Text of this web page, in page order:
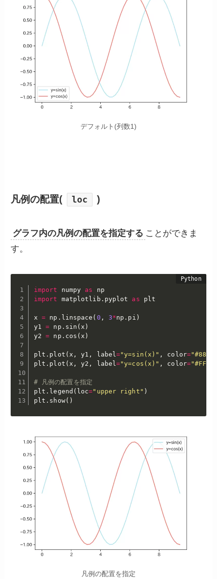
デフォルト(列数1)
凡例の配置( loc )
グラフ内の凡例の配置を指定する ことができま
す。
import numpy as
import matplotlib . pyplot as plt
x = np . linspace ( 0 , 3*np . pi )
y1 = np . sin (x )
y2 = np . cos (x )
plt . plot ( x , y1 , label="y=sin(x)" , color=
plt . plot ( x , y2 , label="y=cos(x)" , color=
# 凡例の配置を指定
plt . legend ( loc="upper right" )
plt . show( )
凡例の配置を指定